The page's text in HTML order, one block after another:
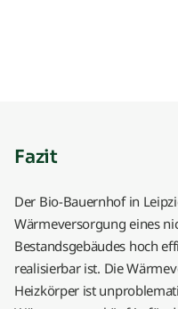
Fazit
Der Bio-Bauernhof in
Wärmeversorgung eines
Bestandsgebäudes hoch
realisierbar ist. Die
Heizkörper ist